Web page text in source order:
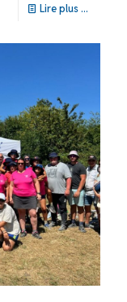
Lire plus ...